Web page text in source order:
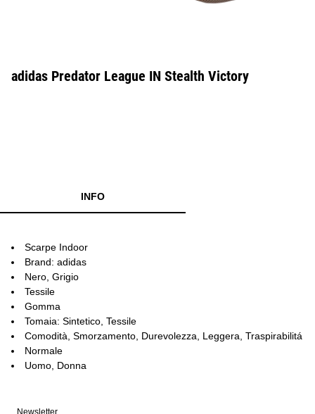
adidas Predator League IN Stealth Victory
INFO
Scarpe Indoor
Brand: adidas
Nero, Grigio
Tessile
Gomma
Tomaia: Sintetico, Tessile
Comodità, Smorzamento, Durevolezza, Leggera, Traspirabilitá
Normale
Uomo, Donna
Newsletter